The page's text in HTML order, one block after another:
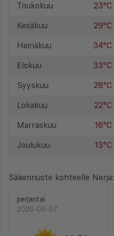
Toukokuu 23°C
Kesäkuu 29°C
Heinäkuu 34°C
Elokuu 33°C
Syyskuu 28°C
Lokakuu 22°C
Marraskuu 16°C
Joulukuu 13°C
Sääennuste kohteelle Nerja:
perjantai
2026-08-07